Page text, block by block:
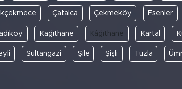
Çatalca Çekmeköy Esenler
Kağıthane Kâğıthane Kartal
Sultangazi Şile Şişli Tuzla